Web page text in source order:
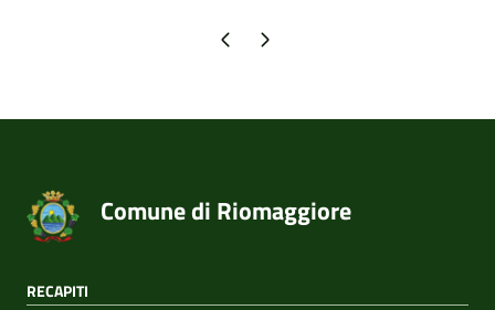
Pagina precedente
Pagina successiva
Comune di Riomaggiore
RECAPITI